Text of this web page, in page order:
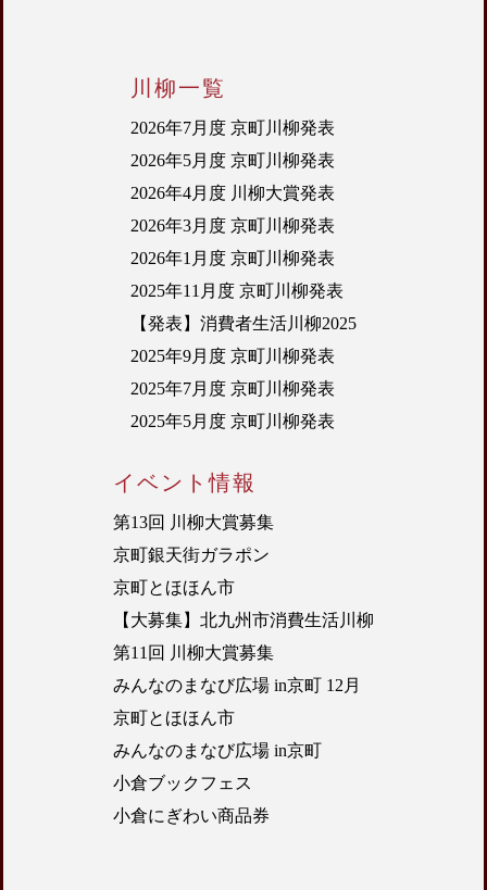
イベント情報
第13回 川柳大賞募集
京町銀天街ガラポン
京町とほほん市
【大募集】北九州市消費生活川柳
第11回 川柳大賞募集
みんなのまなび広場 in京町 12月
京町とほほん市
みんなのまなび広場 in京町
小倉ブックフェス
小倉にぎわい商品券
川柳一覧
2026年7月度 京町川柳発表
2026年5月度 京町川柳発表
2026年4月度 川柳大賞発表
2026年3月度 京町川柳発表
2026年1月度 京町川柳発表
2025年11月度 京町川柳発表
【発表】消費者生活川柳2025
2025年9月度 京町川柳発表
2025年7月度 京町川柳発表
2025年5月度 京町川柳発表